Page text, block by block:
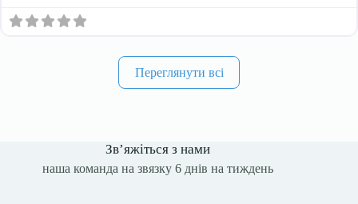
Переглянути всі
Зв’яжіться з нами
наша команда на звязку 6 днів на тиждень